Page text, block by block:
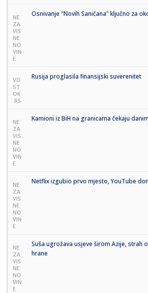
NE
ZA
VIS
NE
NO
VIN
E
Osnivanje "Novih Saničana" ključno za
VO
ST
OK
.RS
Rusija proglasila finansijski suverenitet
NE
ZA
VIS
NE
NO
VIN
E
Kamioni iz BiH na granicama čekaju
NE
ZA
VIS
NE
NO
VIN
E
Netflix izgubio prvo mjesto, YouTube
NE
ZA
VIS
NE
NO
VIN
E
Suša ugrožava usjeve širom Azije, strah
hrane